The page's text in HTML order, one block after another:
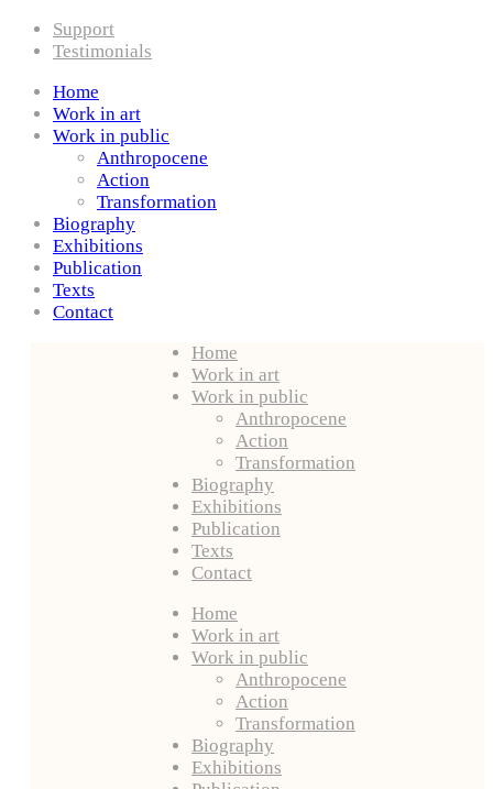
Support
Testimonials
Home
Work in art
Work in public
Anthropocene
Action
Transformation
Biography
Exhibitions
Publication
Texts
Contact
Home
Work in art
Work in public
Anthropocene
Action
Transformation
Biography
Exhibitions
Publication
Texts
Contact
Home
Work in art
Work in public
Anthropocene
Action
Transformation
Biography
Exhibitions